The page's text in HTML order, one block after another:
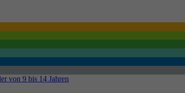
von 9 bis 14 Jahren